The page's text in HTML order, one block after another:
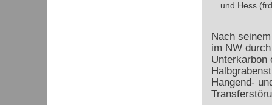
und Hess
Nach
im NW
Unterkarbon
Hangend-